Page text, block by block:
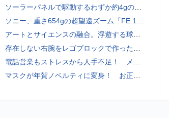
ソーラーパネルで駆動するわずか約4gの超軽量ドローン「CoulombFly」
ソニー、重さ654gの超望遠ズーム「FE 100-400mm F5.6-8 OSS」 実売14万円前後
アートとサイエンスの融合。浮遊する球体インテリア「Buda Ball(ブダボール)」
存在しない右腕をレゴブロックで作った少年ビルダーが登場
電話営業もストレスから人手不足！ メンタルに心配ない会話AI 「Sakura TALK」が営業電話をかける時代がくる
マスクが年賀ノベルティに変身！ お正月特別パッケージの注文受付開始